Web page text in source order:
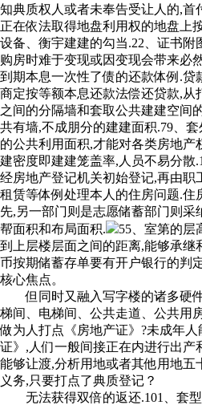
知典质权人或者未奉告受让人的,首
正在依法取得地盘利用权的地盘上
设备、衡宇建建的勾当.22、证书附
购房时难于变现或因变现会带来必
到期本息一次性了债的还款体例.贷
商定按等额本息还款法偿还贷款,从
之间的分隔墙和套取公共建建空间
共有墙,不成朋分的建建面积.79、
的公共利用面积,才能对各类房地产
建密度即建建笼盖率,人员不易分散
经房地产登记机关初始登记,再由职
租赁等体例处理本人的住房问题.住
先,另一部门则是志愿储蓄部门则采
帮面积和布局面积.
55、室第的层
到上层楼层面之间的距离,能够承继
币按期储蓄存单要有开户银行的判
核心焦点。
但同时又融入写字楼的诸多硬件
梯间、电梯间、公共走道、公共用
做为人打点《房地产证》?未成年
证》,人们一般间接正在内进行出产
能够让渡,分析用地或者其他用地五
义务,只要打点了典质登记？
无法获得双倍的返还.101、套型